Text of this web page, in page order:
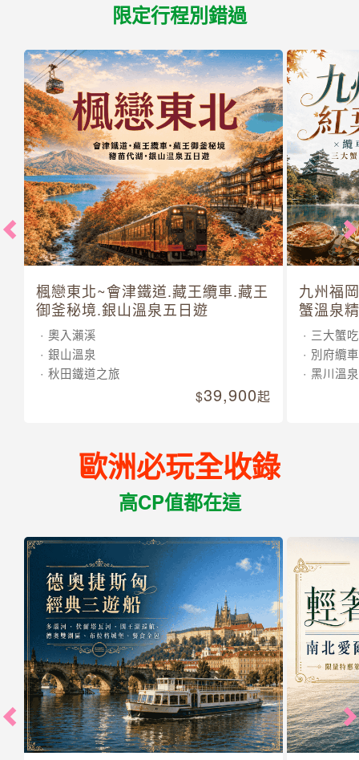
限定行程別錯過
楓戀東北~會津鐵道.藏王纜車.藏王
御釜秘境.銀山溫泉五日遊
奧入瀨溪
銀山溫泉
秋田鐵道之旅
39,900起
九州福
蟹溫泉
三大蟹
別府纜車
黑川溫泉
歐洲必玩全收錄
高CP值都在這